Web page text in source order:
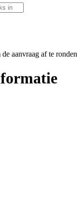
aanvraag af te ronden